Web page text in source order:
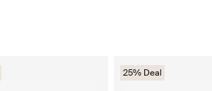
25% Deal